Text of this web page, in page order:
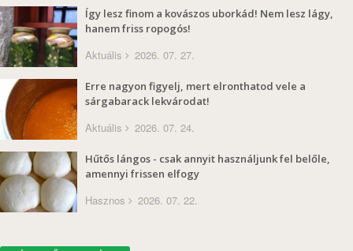
Így lesz finom a kovászos uborkád! Nem lesz lágy,
hanem friss ropogós!
Aktuális 2026. 07. 27.
Erre nagyon figyelj, mert elronthatod vele a
sárgabarack lekvárodat!
Aktuális 2026. 07. 24.
Hűtős lángos - csak annyit használjunk fel belőle,
amennyi frissen elfogy
Hasznos 2026. 07. 22.